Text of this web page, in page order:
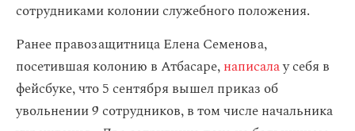
сотрудниками колонии служебного положения.
Ранее правозащитница Елена Семенова,
посетившая колонию в Атбасаре,написалау себя в
фейсбуке, что 5 сентября вышел приказ об
увольнении 9 сотрудников, в том числе начальника